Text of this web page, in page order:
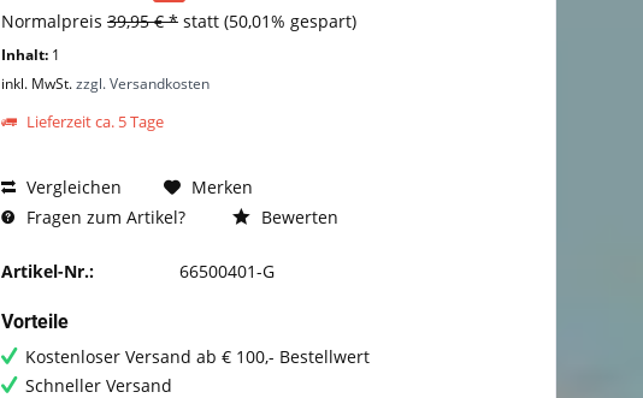
Normalpreis 39,95 € *statt (50,01% gespart)
Inhalt: 1
inkl. MwSt.zzgl. Versandkosten
Lieferzeit ca. 5 Tage
Vergleichen
Merken
Fragen zum Artikel?
Bewerten
Artikel-Nr.: 66500401-G
Vorteile
Kostenloser Versand ab € 100,- Bestellwert
Schneller Versand